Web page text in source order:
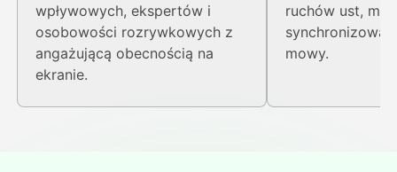
wpływowych, ekspertów i
osobowości rozrywkowych z
angażującą obecnością na
ekranie.
ruchów ust,
mowy.